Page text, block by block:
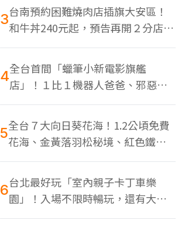
3台南預約困難燒肉店插旗大安區！
和牛丼240元起，預告再開２分店、
地點曝光
4全台首間「蠟筆小新電影旗艦
店」！１比１機器人爸爸、邪惡正
男，百款周邊買翻
5全台７大向日葵花海！1.2公頃免費
花海、金黃落羽松秘境、紅色鐵橋
同框
6台北最好玩「室內親子卡丁車樂
園」！入場不限時暢玩，還有大螢
幕Switch遊戲區